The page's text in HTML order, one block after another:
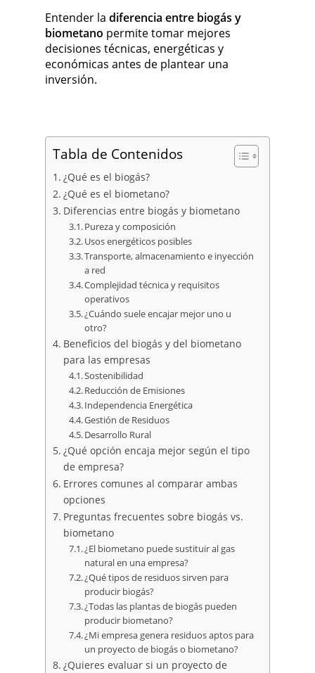
Entender la diferencia entre biogás y
biometano permite tomar mejores
decisiones técnicas, energéticas y
económicas antes de plantear una
inversión.
Tabla de Contenidos
¿Qué es el biogás?
¿Qué es el biometano?
Diferencias entre biogás y biometano
Pureza y composición
Usos energéticos posibles
Transporte, almacenamiento e inyección
a red
Complejidad técnica y requisitos
operativos
¿Cuándo suele encajar mejor uno u
otro?
Beneficios del biogás y del biometano
para las empresas
Sostenibilidad
Reducción de Emisiones
Independencia Energética
Gestión de Residuos
Desarrollo Rural
¿Qué opción encaja mejor según el tipo
de empresa?
Errores comunes al comparar ambas
opciones
Preguntas frecuentes sobre biogás vs.
biometano
¿El biometano puede sustituir al gas
natural en una empresa?
¿Qué tipos de residuos sirven para
producir biogás?
¿Todas las plantas de biogás pueden
producir biometano?
¿Mi empresa genera residuos aptos para
un proyecto de biogás o biometano?
¿Quieres evaluar si un proyecto de